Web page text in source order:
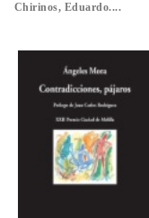
Chirinos, Eduardo....